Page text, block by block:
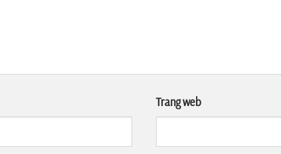
Trang web